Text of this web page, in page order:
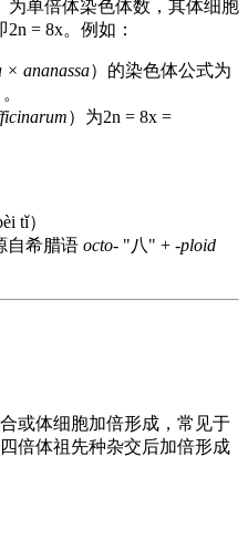
为单倍体染色体数，其体细胞
= 8x。例如：
ananassa）的染色体公式为
）为2n = 8x =
tǐ）
自希腊语 octo- "八" + -ploid
或体细胞加倍形成，常见于
倍体祖先种杂交后加倍形成